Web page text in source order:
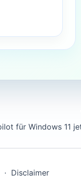
· Disclaimer